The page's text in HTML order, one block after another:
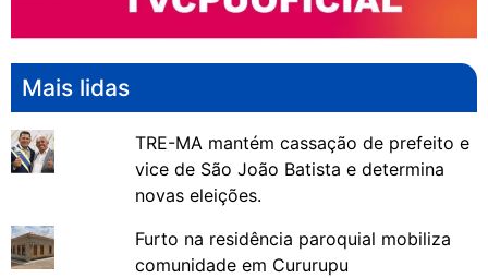
Mais lidas
TRE-MA mantém cassação de prefeito e
vice de São João Batista e determina
novas eleições.
Furto na residência paroquial mobiliza
comunidade em Cururupu